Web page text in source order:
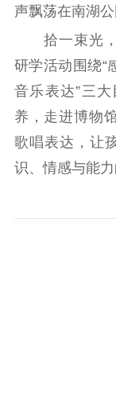
声飘荡在南湖
拾一束光，
研学活动围绕“
音乐表达”三
养，走进博物
歌唱表达，让
识、情感与能力